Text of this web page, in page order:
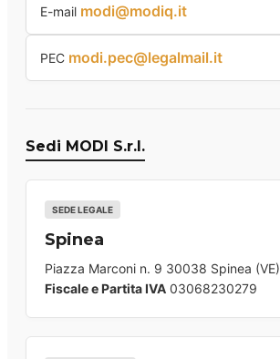
E-mail modi@modiq.it
PEC modi.pec@legalmail.it
Sedi MODI S.r.l.
SEDE LEGALE
Spinea
Piazza Marconi n. 9 30038 Spinea (VE)
Fiscale e Partita IVA 03068230279